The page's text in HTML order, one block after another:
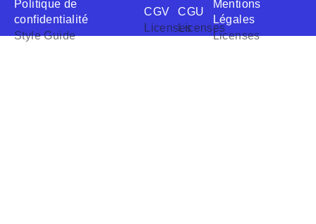
Politique de
confidentialité
Style Guide
CGV
Licenses
CGU
Licenses
Mentions
Légales
Licenses